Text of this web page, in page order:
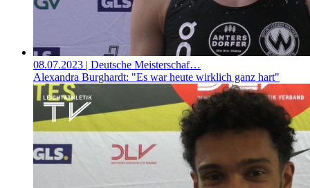
08.07.2023 | Deutsche Meisterschaf…
Alexandra Burghardt: "Es war heute wirklich ganz hart"